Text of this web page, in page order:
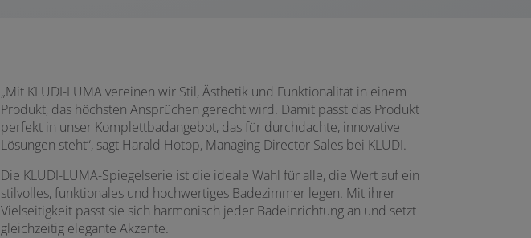
„Mit KLUDI-LUMA vereinen wir Stil, Ästhetik und Funktionalität in einem
Produkt, das höchsten Ansprüchen gerecht wird. Damit passt das Produkt
perfekt in unser Komplettbadangebot, das für durchdachte, innovative
Lösungen steht“, sagt Harald Hotop, Managing Director Sales bei KLUDI.
Die KLUDI-LUMA-Spiegelserie ist die ideale Wahl für alle, die Wert auf ein
stilvolles, funktionales und hochwertiges Badezimmer legen. Mit ihrer
Vielseitigkeit passt sie sich harmonisch jeder Badeinrichtung an und setzt
gleichzeitig elegante Akzente.